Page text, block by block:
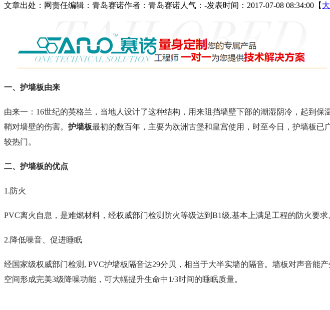
文章出处： 网责任编辑：青岛赛诺作者：青岛赛诺人气： -发表时间：2017-07-08 08:34:00【 大
一、护墙板由来
由来一：16世纪的英格兰，当地人设计了这种结构，用来阻挡墙壁下部的潮湿阴冷，起到
鞘对墙壁的伤害。 护墙板最初的数百年，主要为欧洲古堡和皇宫使用，时至今日，护墙板
较热门。
二、护墙板的优点
1.防火
PVC离火自息，是难燃材料，经权威部门检测防火等级达到B1级,基本上满足工程的防火要求
2.降低噪音、促进睡眠
经国家级权威部门检测, PVC护墙板隔音达29分贝，相当于大半实墙的隔音。墙板对声音
空间形成完美3级降噪功能，可大幅提升生命中1/3时间的睡眠质量。